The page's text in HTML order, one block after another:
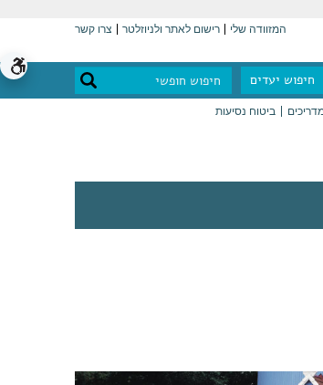
המזוודה שלי רישום לאתר ולניוזלטר צרו קשר
חיפוש יעדים
ביטוח נסיעות